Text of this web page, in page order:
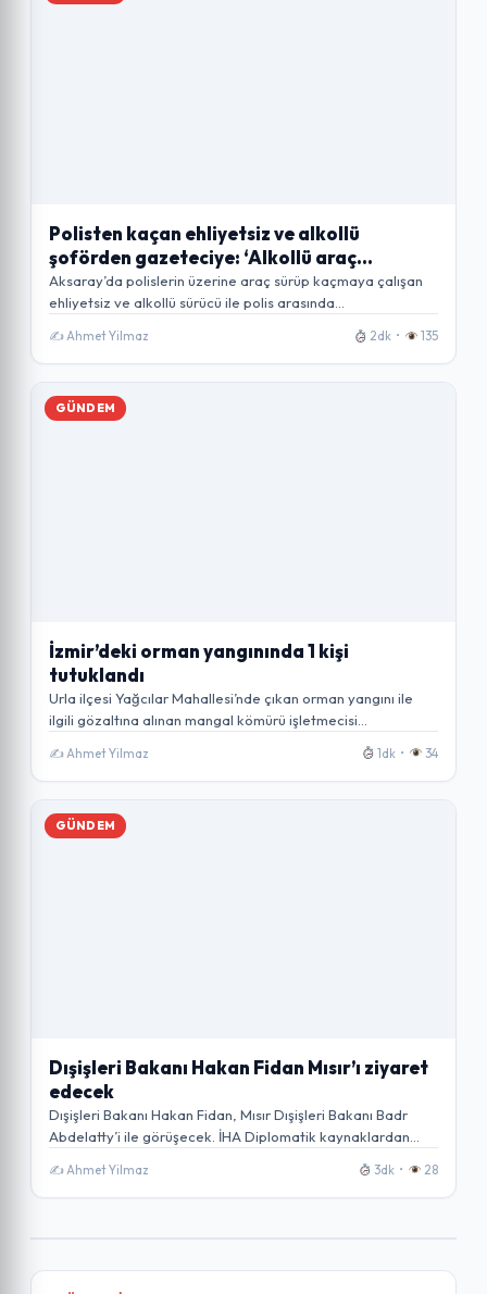
Polisten kaçan ehliyetsiz ve alkollü
şoförden gazeteciye: ‘Alkollü araç
kullanmaktan haber mi olur?’
Aksaray’da polislerin üzerine araç sürüp kaçmaya çalışan
ehliyetsiz ve alkollü sürücü ile polis arasında…
✍️ Ahmet Yilmaz 2dk • 135
GÜNDEM
İzmir’deki orman yangınında 1 kişi
tutuklandı
Urla ilçesi Yağcılar Mahallesi’nde çıkan orman yangını ile
ilgili gözaltına alınan mangal kömürü işletmecisi…
✍️ Ahmet Yilmaz 1dk • 34
GÜNDEM
Dışişleri Bakanı Hakan Fidan Mısır’ı ziyaret
edecek
Dışişleri Bakanı Hakan Fidan, Mısır Dışişleri Bakanı Badr
Abdelatty’i ile görüşecek. İHA Diplomatik kaynaklardan…
✍️ Ahmet Yilmaz 3dk • 28